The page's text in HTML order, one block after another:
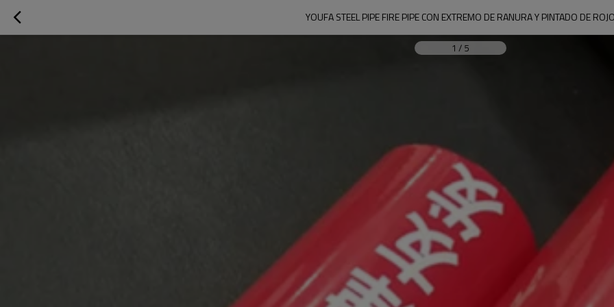
YOUFA STEEL PIPE FIRE PIPE CON EXTREMO DE RANURA Y PINTADO DE
1 / 5